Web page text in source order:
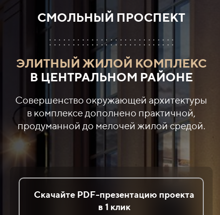
СМОЛЬНЫЙ ПРОСПЕКТ
ЭЛИТНЫЙ ЖИЛОЙ КОМПЛЕКС
В ЦЕНТРАЛЬНОМ РАЙОНЕ
Совершенство окружающей архитектуры
в комплексе дополнено практичной,
продуманной до мелочей жилой средой.
Скачайте PDF-презентацию проекта
в 1 клик